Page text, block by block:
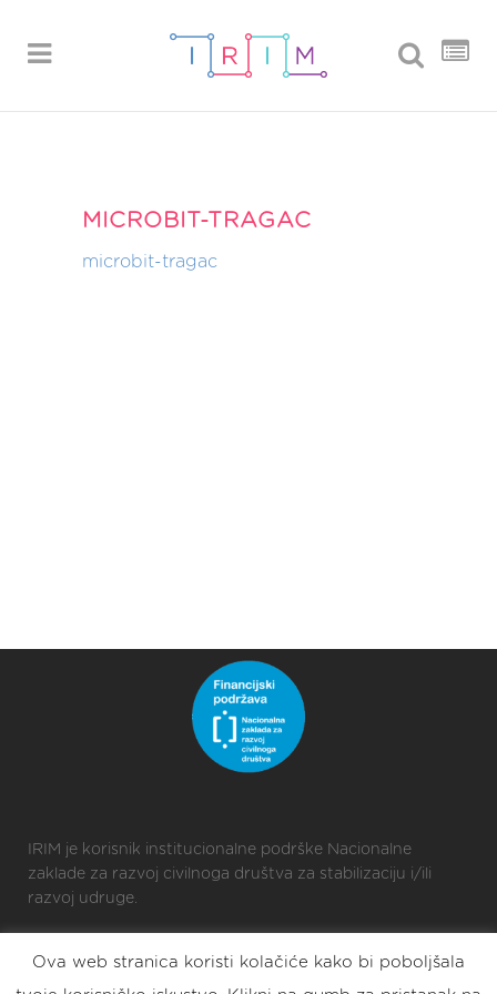
MICROBIT-TRAGAC
microbit-tragac
IRIM je korisnik institucionalne podrške Nacionalne
zaklade za razvoj civilnoga društva za stabilizaciju i/ili
razvoj udruge.
Ova web stranica koristi kolačiće kako bi poboljšala